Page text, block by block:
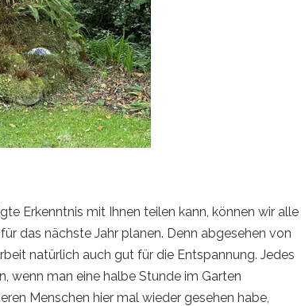
Erkenntnis mit Ihnen teilen kann, können wir alle
das nächste Jahr planen. Denn abgesehen von
natürlich auch gut für die Entspannung. Jedes
wenn man eine halbe Stunde im Garten
Menschen hier mal wieder gesehen habe,